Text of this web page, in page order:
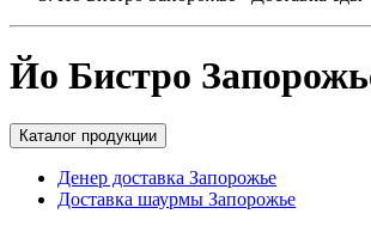
Йо Бистро
Каталог продукции
Денер доставка Запорожье
Доставка шаурмы Запорожье